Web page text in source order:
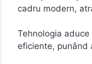
cadru modern,
Tehnologia
eficiente, punând